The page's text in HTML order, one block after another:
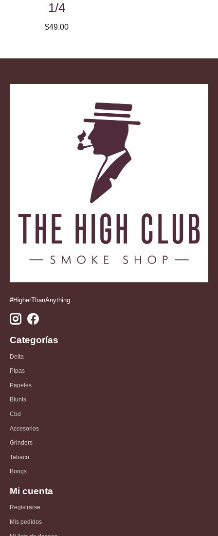
1/4
$49.00
#HigherThanAnything
Categorías
Delta
Pipas
Papeles
Blunts
Cbd
Accesorios
Grinders
Tabaco
Bongs
Mi cuenta
Registrarse
Mis pedidos